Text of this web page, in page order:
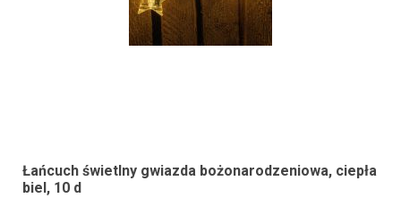
Łańcuch świetlny gwiazda bożonarodzeniowa, ciepła
biel, 10 d